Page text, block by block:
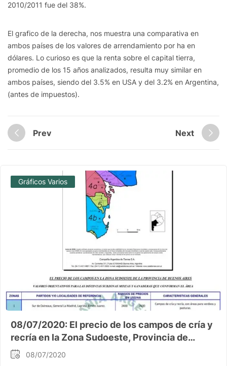
2010/2011 fue del 38%.
El grafico de la derecha, nos muestra una comparativa en
ambos países de los valores de arrendamiento por ha en
dólares. Lo curioso es que la renta sobre el capital tierra,
promedio de los 15 años analizados, resulta muy similar en
ambos países, siendo del 3.5% en USA y del 3.2% en Argentina,
(antes de impuestos).
Prev Next
Gráficos Varios
08/07/2020: El precio de los campos de cría y
recría en la Zona Sudoeste, Provincia de
Buenos Aires
08/07/2020